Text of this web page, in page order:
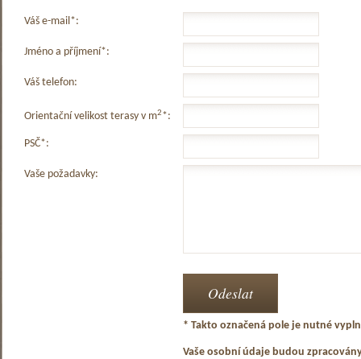
Váš e-mail*:
Jméno a příjmení*:
Váš telefon:
Orientační velikost terasy v m2*:
PSČ*:
Vaše požadavky:
* Takto označená pole je nutné
Vaše osobní údaje budou